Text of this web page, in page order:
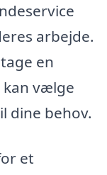
arbejde.
en
vælge
dine behov.
et